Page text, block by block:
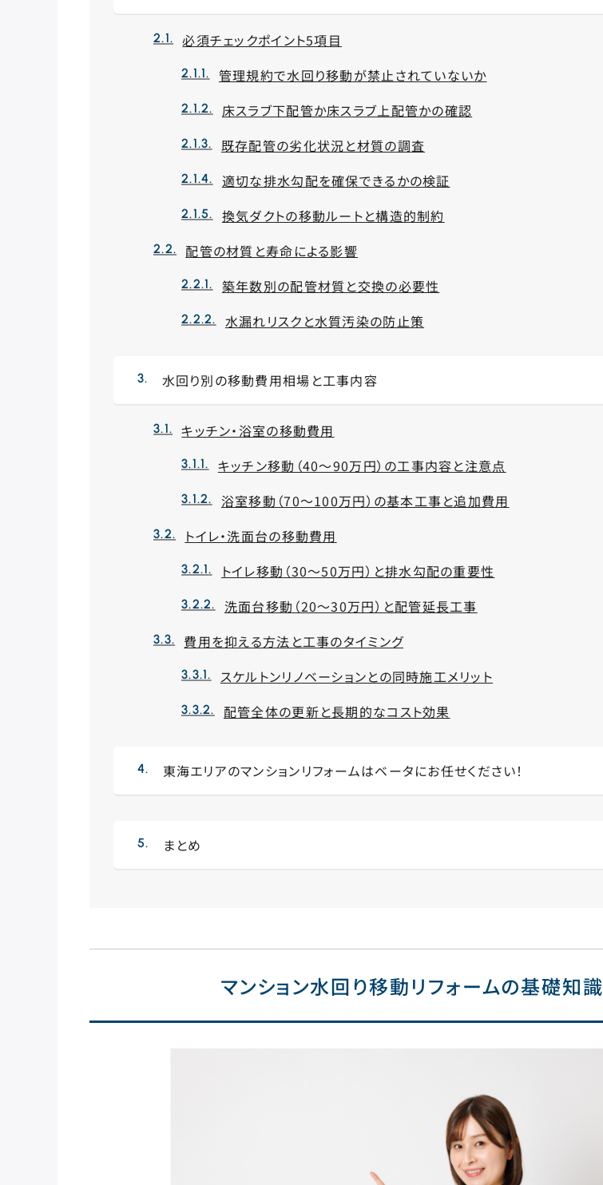
必須チェックポイント5項目
管理規約で水回り移動が禁止されていないか
床スラブ下配管か床スラブ上配管かの確認
既存配管の劣化状況と材質の調査
適切な排水勾配を確保できるかの検証
換気ダクトの移動ルートと構造的制約
配管の材質と寿命による影響
築年数別の配管材質と交換の必要性
水漏れリスクと水質汚染の防止策
水回り別の移動費用相場と工事内容
キッチン・浴室の移動費用
キッチン移動（40～90万円）の工事内容と注意点
浴室移動（70～100万円）の基本工事と追加費用
トイレ・洗面台の移動費用
トイレ移動（30～50万円）と排水勾配の重要性
洗面台移動（20～30万円）と配管延長工事
費用を抑える方法と工事のタイミング
スケルトンリノベーションとの同時施工メリット
配管全体の更新と長期的なコスト効果
東海エリアのマンションリフォームはベータにお任せください！
まとめ
マンション水回り移動リフォームの基礎知識